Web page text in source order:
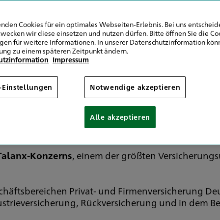
Wir suchen Sie!
Rico
Konzerns, einem der größten
Privat- und Firmenversicherung
Rückversicherung und in dem
Cookies für ein optimales Webseiten-Erlebnis. Bei uns
wir diese einsetzen und nutzen dürfen. Bitte öffnen Sie die
für weitere Informationen. In unserer Datenschutzinformation
zu einem späteren Zeitpunkt ändern.
Impressum
Einstellungen Notwendige akzeptieren
Alle akzeptieren